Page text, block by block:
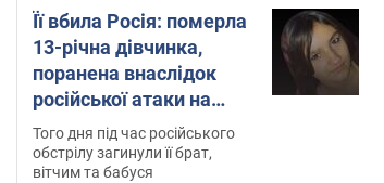
Її вбила Росія: померла
13-річна дівчинка,
поранена внаслідок
російської атаки на
Сумщину. Фото
Того дня під час російського
обстрілу загинули її брат,
вітчим та бабуся